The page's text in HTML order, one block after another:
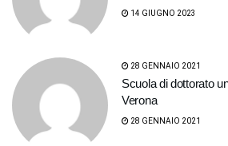
14 GIUGNO 2023
28 GENNAIO 2021
Scuola di dottorato
Verona
28 GENNAIO 2021